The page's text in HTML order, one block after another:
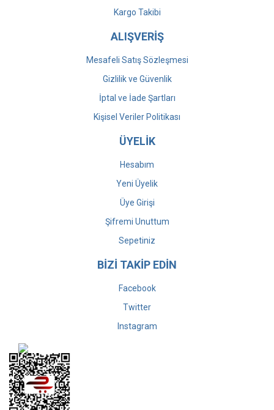
Kargo Takibi
ALIŞVERİŞ
Mesafeli Satış Sözleşmesi
Gizlilik ve Güvenlik
İptal ve İade Şartları
Kişisel Veriler Politikası
ÜYELİK
Hesabım
Yeni Üyelik
Üye Girişi
Şifremi Unuttum
Sepetiniz
BİZİ TAKİP EDİN
Facebook
Twitter
Instagram